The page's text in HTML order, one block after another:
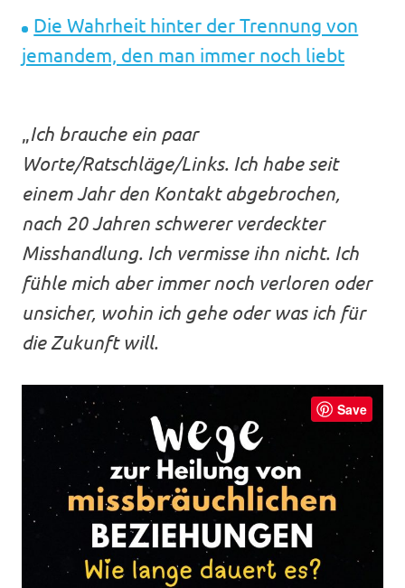
Die Wahrheit hinter der Trennung von
jemandem, den man immer noch liebt
Ich brauche ein paar
Worte/Ratschläge/Links. Ich habe seit
einem Jahr den Kontakt abgebrochen,
nach 20 Jahren schwerer verdeckter
Misshandlung. Ich vermisse ihn nicht. Ich
fühle mich aber immer noch verloren oder
unsicher, wohin ich gehe oder was ich für
die Zukunft will.
Save